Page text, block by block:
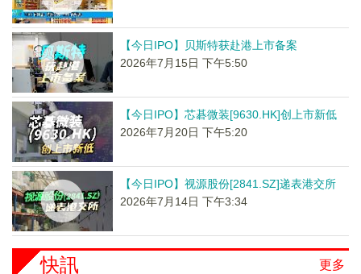
【今日IPO】贝斯特获赴港上市备案
2026年7月15日 下午5:50
【今日IPO】芯碁微装[9630.HK]创上市新低
2026年7月20日 下午5:20
【今日IPO】视源股份[2841.SZ]递表港交所
2026年7月14日 下午3:34
更多
快訊